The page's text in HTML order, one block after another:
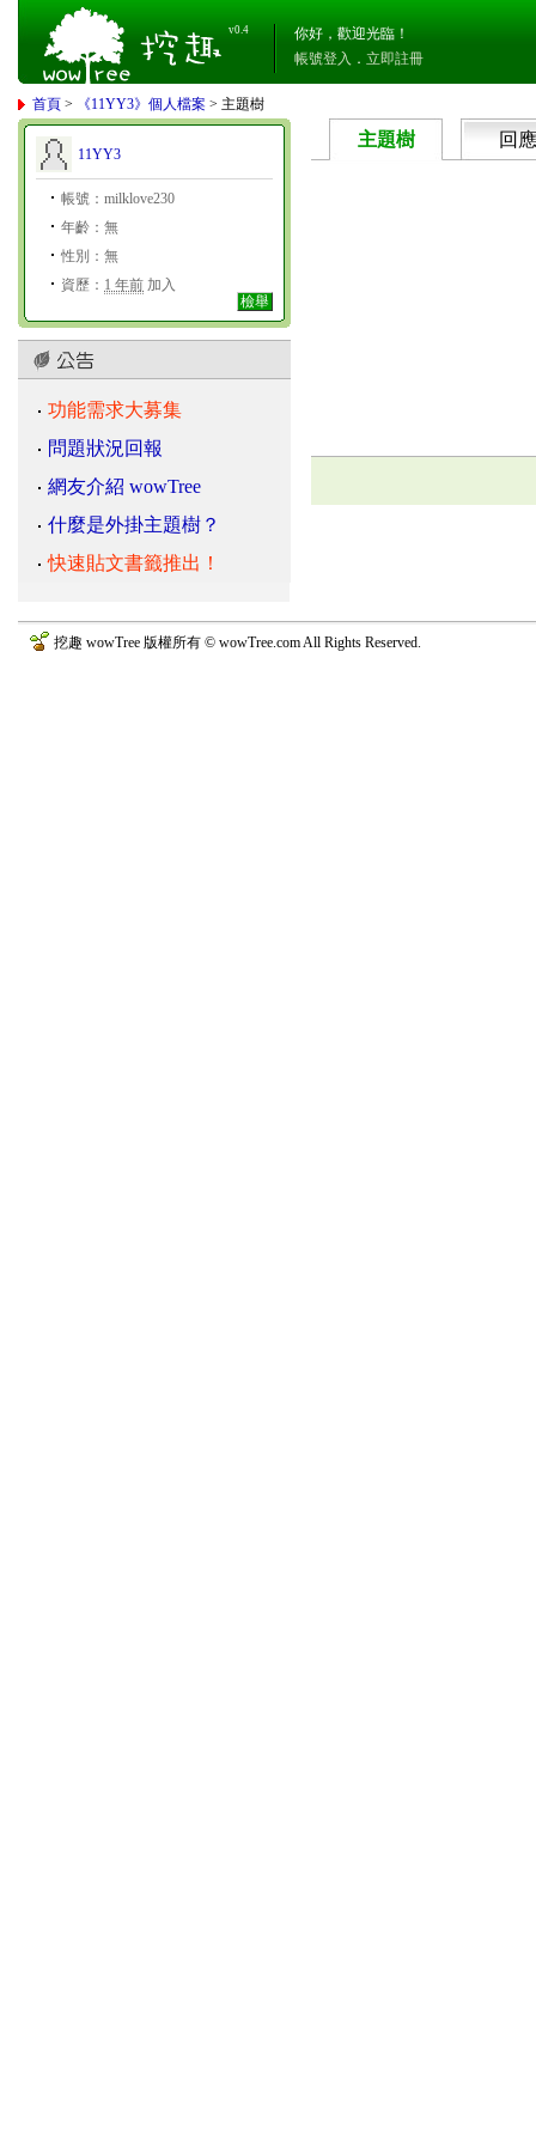
v0.4
你好，歡迎光臨！
帳號登入 ． 立即註冊
首頁 > 《11YY3》個人檔案 > 主題樹
11YY3
帳號：milklove230
年齡：無
性別：無
資歷： 1 年前 加入
檢舉
功能需求大募集
問題狀況回報
網友介紹 wowTree
什麼是外掛主題樹？
快速貼文書籤推出！
主題樹 回應
挖趣 wowTree 版權所有 © wowTree.com All Rights Reserved.